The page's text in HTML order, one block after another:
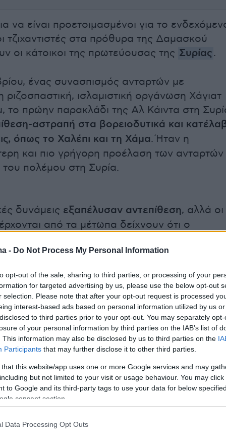
- Do Not Process My Personal Information
opt-out of the sale, sharing to third parties, or processing of your
for targeted advertising by us, please use the below opt-out
selection. Please note that after your opt-out request is processed
interest-based ads based on personal information utilized by us
to third parties prior to your opt-out. You may separately
of your personal information by third parties on the IAB’s list of
This information may also be disclosed by us to third parties on the
Participants that may further disclose it to other third parties.
that this website/app uses one or more Google services and may
but not limited to your visit or usage behaviour. You may
to Google and its third-party tags to use your data for below
consent section.
Data Processing Opt Outs
να είναι προετοιμασμένοι για το
τζιχαντιστές στα πρόθυρα της Δαμασκού
οι κάτοικοι της πρωτεύουσας της Συρίας.
ένας συνασπισμός ανταρτών με
ριζοσπαστική, ισλαμιστική οργάνωση Χάγιατ
το πρώην παρακλάδι της Αλ Κάιντα στη
αστραπή στα βορειοδυτικά και
όπως το Χαλέπι και τη Χάμα. Ήταν η
και πιο γρήγορη προέλαση των ανταρτών
του πολέμου στη Συρία.
δυνάμεις εξαπέλυσαν αντεπίθεση, αλλά οι
από τα μέτωπα δείχνουν ότι ο
αποσύρθηκε από την πόλη Χομς, που απέχει
το διέψευσε.
ψευδείς ειδήσειςεντείνουν την αγωνία και
των κατοίκων. Το υπουργείο Άμυνας
πλαστά βίντεο, όπως κάποια που
έδρα του γενικού επιτελείου, και κάλεσε τους
πιστεύουν τα «ψέματα», στόχος των οποίων
το χάος και τον πανικό».
εξέλιξη, Σύροι αξιωματούχοι, ανάμεσά
της Σουέιντα, στη νότια Συρία,